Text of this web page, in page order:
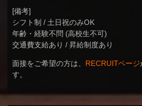
[備考]
シフト制 / 土日祝のみOK
年齢・経験不問 (高校生不可)
交通費支給あり / 昇給制度あり
面接をご希望の方は、 RECRUITページ
す。